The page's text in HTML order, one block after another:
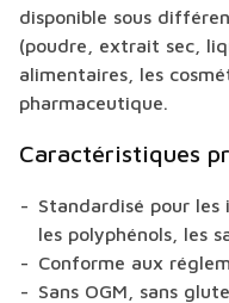
disponible sous
(poudre, extrait sec,
alimentaires, les
pharmaceutique.
Caractéristiques
Standardisé pour les
les polyphénols, les
Conforme aux
Sans OGM, sans